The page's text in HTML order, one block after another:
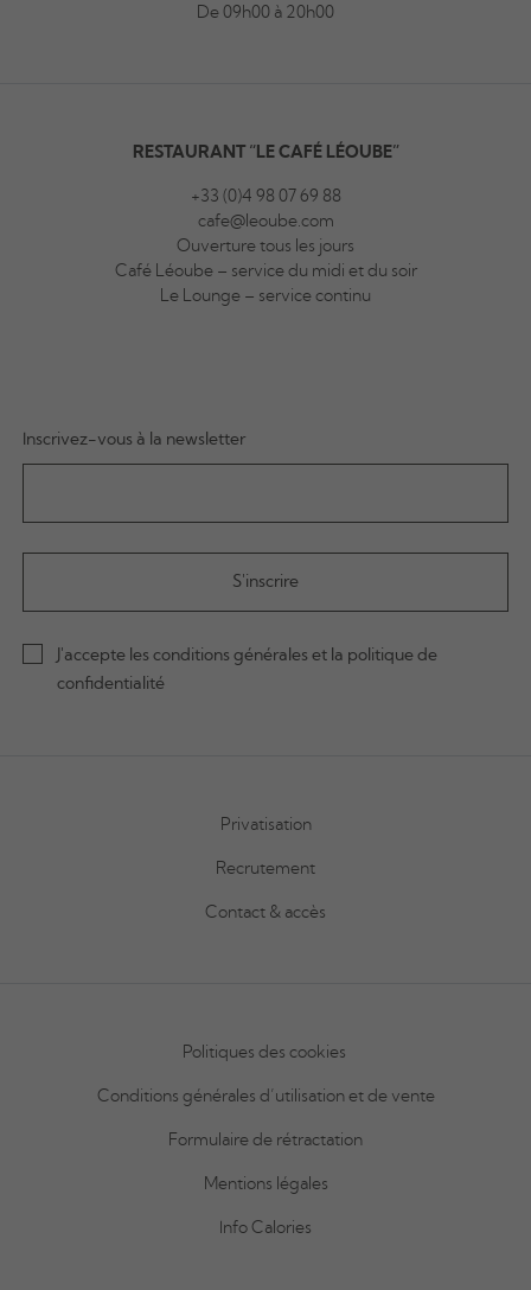
De 09h00 à 20h00
RESTAURANT “LE CAFÉ LÉOUBE”
+33 (0)4 98 07 69 88
cafe@leoube.com
Ouverture tous les jours
Café Léoube – service du midi et du soir
Le Lounge – service continu
Inscrivez-vous à la newsletter
J'accepte les conditions générales et la politique de
confidentialité
Privatisation
Recrutement
Contact & accès
Politiques des cookies
Conditions générales d’utilisation et de vente
Formulaire de rétractation
Mentions légales
Info Calories